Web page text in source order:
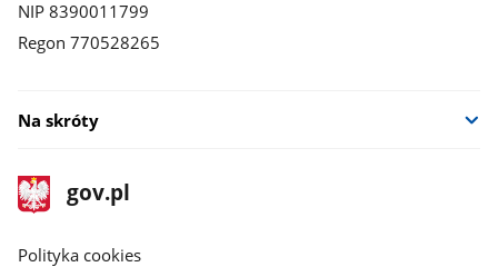
NIP 8390011799
Regon 770528265
Na skróty
stopka
gov.pl
Strona
gov.pl
gov.pl
Polityka cookies